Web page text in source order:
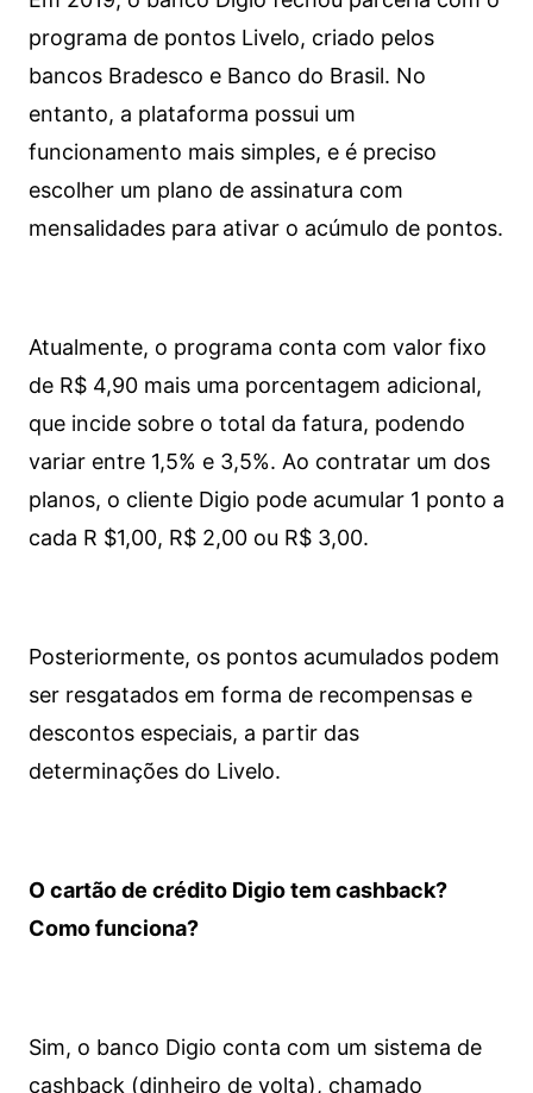
programa de pontos Livelo, criado pelos
bancos Bradesco e Banco do Brasil. No
entanto, a plataforma possui um
funcionamento mais simples, e é preciso
escolher um plano de assinatura com
mensalidades para ativar o acúmulo de pontos.
Atualmente, o programa conta com valor fixo
de R$ 4,90 mais uma porcentagem adicional,
que incide sobre o total da fatura, podendo
variar entre 1,5% e 3,5%. Ao contratar um dos
planos, o cliente Digio pode acumular 1 ponto a
cada R $1,00, R$ 2,00 ou R$ 3,00.
Posteriormente, os pontos acumulados podem
ser resgatados em forma de recompensas e
descontos especiais, a partir das
determinações do Livelo.
O cartão de crédito Digio tem cashback?
Como funciona?
Sim, o banco Digio conta com um sistema de
cashback (dinheiro de volta), chamado